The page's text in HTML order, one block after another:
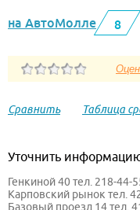
на АвтоМолле 8
Сравнить Таблица
Уточнить
Генкиной 40 тел. 218-44-
Карповский рынок тел.
Базовый проезд 14 тел.